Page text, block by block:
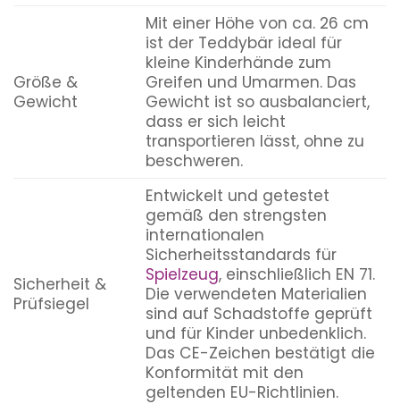
Größe &
Gewicht
Mit einer Höhe von ca. 26 cm
ist der Teddybär ideal für
kleine Kinderhände zum
Greifen und Umarmen. Das
Gewicht ist so ausbalanciert,
dass er sich leicht
transportieren lässt, ohne zu
beschweren.
Sicherheit &
Prüfsiegel
Entwickelt und getestet
gemäß den strengsten
internationalen
Sicherheitsstandards für
Spielzeug, einschließlich EN 71.
Die verwendeten Materialien
sind auf Schadstoffe geprüft
und für Kinder unbedenklich.
Das CE-Zeichen bestätigt die
Konformität mit den
geltenden EU-Richtlinien.